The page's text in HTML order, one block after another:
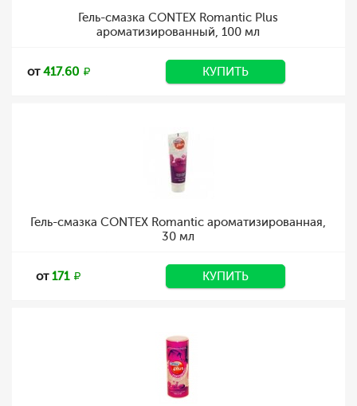
Гель-смазка CONTEX Romantic Plus
ароматизированный, 100 мл
от417.60 КУПИТЬ
Гель-смазка CONTEX Romantic ароматизированная,
30 мл
от171 КУПИТЬ